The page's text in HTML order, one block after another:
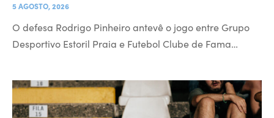
5 AGOSTO, 2026
O defesa Rodrigo Pinheiro antevê o jogo entre Grupo
Desportivo Estoril Praia e Futebol Clube de Fama…